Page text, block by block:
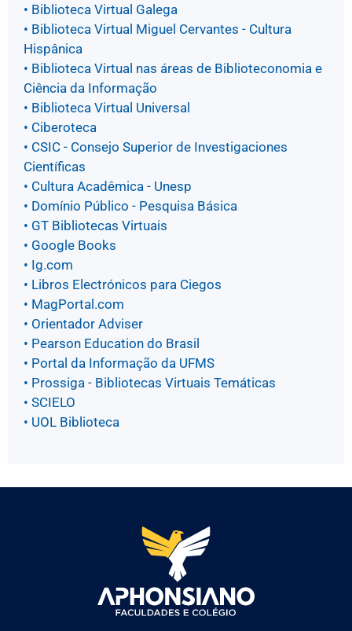
• Biblioteca Virtual Galega
• Biblioteca Virtual Miguel Cervantes - Cultura
Hispânica
• Biblioteca Virtual nas áreas de Biblioteconomia e
Ciência da Informação
• Biblioteca Virtual Universal
• Ciberoteca
• CSIC - Consejo Superior de Investigaciones
Científicas
• Cultura Acadêmica - Unesp
• Domínio Público - Pesquisa Básica
• GT Bibliotecas Virtuais
• Google Books
• Ig.com
• Libros Electrónicos para Ciegos
• MagPortal.com
• Orientador Adviser
• Pearson Education do Brasil
• Portal da Informação da UFMS
• Prossiga - Bibliotecas Virtuais Temáticas
• SCIELO
• UOL Biblioteca